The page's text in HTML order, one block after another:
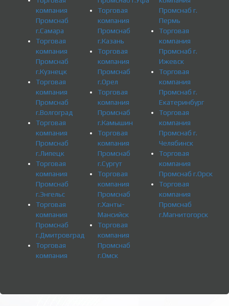
компания
Промснаб
г.Самара
Торговая
компания
Промснаб
г.Кузнецк
Торговая
компания
Промснаб
г.Волгоград
Торговая
компания
Промснаб
г.Липецк
Торговая
компания
Промснаб
г.Энгельс
Торговая
компания
Промснаб
г.Дмитровград
Торговая
компания
Торговая
компания
Промснаб
г.Казань
Торговая
компания
Промснаб
г.Орел
Торговая
компания
Промснаб
г.Камышин
Торговая
компания
Промснаб
г.Сургут
Торговая
компания
Промснаб
г.Ханты-
Мансийск
Торговая
компания
Промснаб
г.Омск
Промснаб г.
Пермь
Торговая
компания
Промснаб г.
Ижевск
Торговая
компания
Промснаб г.
Екатеринбург
Торговая
компания
Промснаб г.
Челябинск
Торговая
компания
Промснаб г.Орск
Торговая
компания
Промснаб
г.Магнитогорск